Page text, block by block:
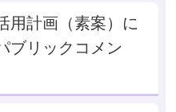
用計画（素案）に
ブリックコメン